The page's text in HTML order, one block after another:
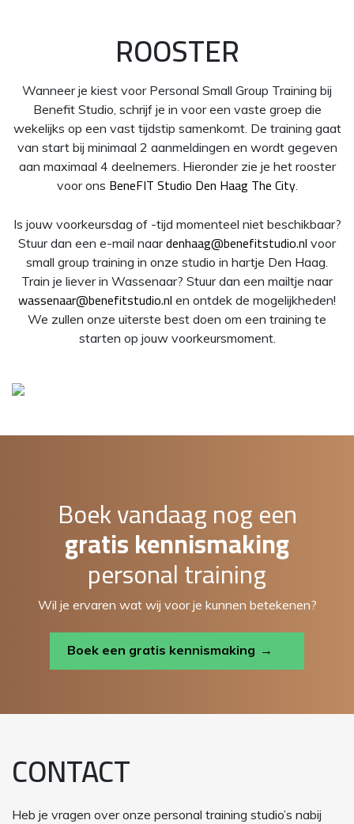
ROOSTER
Wanneer je kiest voor Personal Small Group Training bij
Benefit Studio, schrijf je in voor een vaste groep die
wekelijks op een vast tijdstip samenkomt. De training gaat
van start bij minimaal 2 aanmeldingen en wordt gegeven
aan maximaal 4 deelnemers. Hieronder zie je het rooster
voor ons BeneFIT Studio Den Haag The City.
Is jouw voorkeursdag of -tijd momenteel niet beschikbaar?
Stuur dan een e-mail naardenhaag@benefitstudio.nl voor
small group training in onze studio in hartje Den Haag.
Train je liever in Wassenaar? Stuur dan een mailtje naar
wassenaar@benefitstudio.nl en ontdek de mogelijkheden!
We zullen onze uiterste best doen om een training te
starten op jouw voorkeursmoment.
Boek vandaag nog een
gratis kennismaking
personal training
Wil je ervaren wat wij voor je kunnen betekenen?
Boek een gratis kennismaking
CONTACT
Heb je vragen over onze personal training studio’s nabij